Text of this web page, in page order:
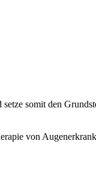
somit den
von